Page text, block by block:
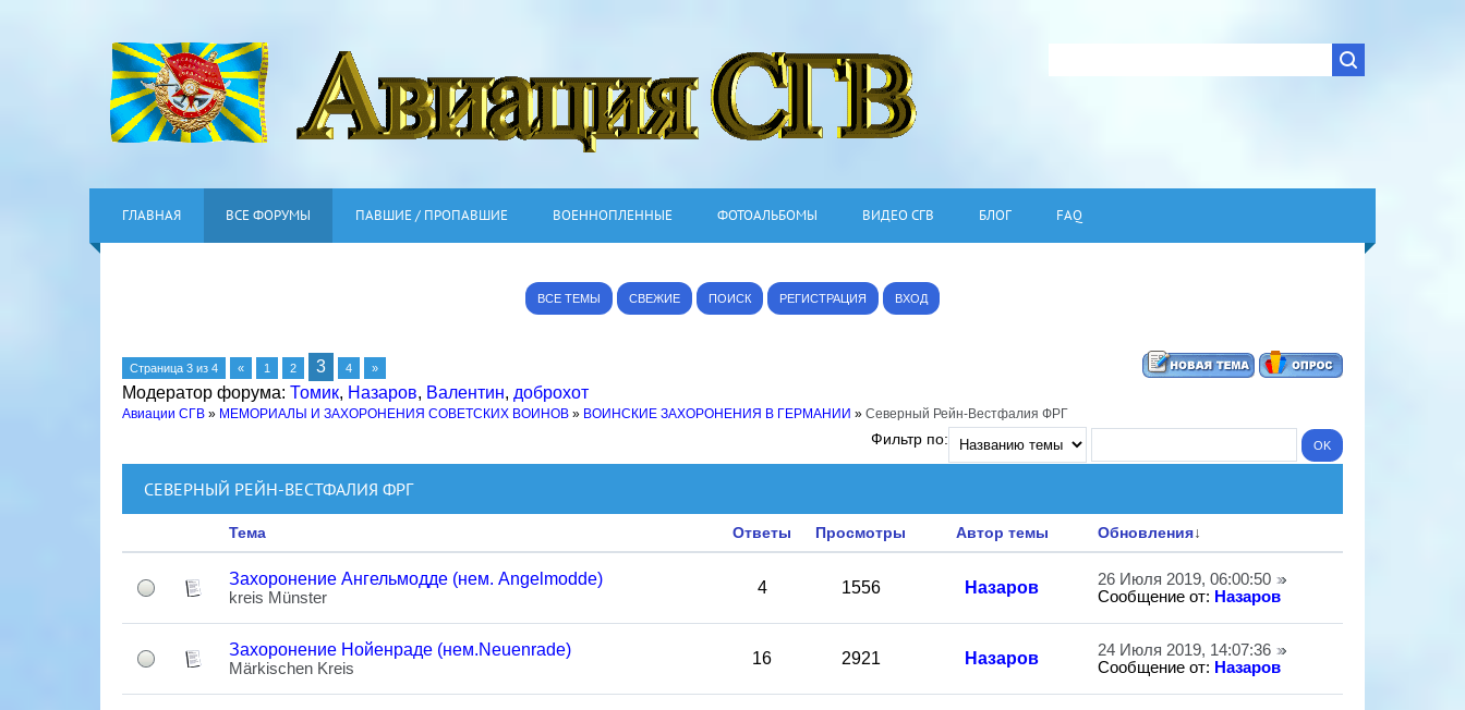
ГЛАВНАЯ ВСЕ ФОРУМЫ ПАВШИЕ / ПРОПАВШИЕ ВОЕННОПЛЕННЫЕ ФОТОАЛЬБОМЫ ВИДЕО СГВ БЛОГ FAQ
ВСЕ ТЕМЫ СВЕЖИЕ ПОИСК РЕГИСТРАЦИЯ ВХОД
Страница 3 из 4 « 1 2 3 4 »
Модератор форума: Томик, Назаров, Валентин, доброхот
Авиации СГВ » МЕМОРИАЛЫ И ЗАХОРОНЕНИЯ СОВЕТСКИХ ВОИНОВ » ВОИНСКИЕ ЗАХОРОНЕНИЯ В ГЕРМАНИИ » Северный Рейн-Вестфалия ФРГ
Фильтр по:
СЕВЕРНЫЙ РЕЙН-ВЕСТФАЛИЯ ФРГ
Тема Ответы Просмотры Автор темы Обновления↓
Захоронение Ангельмодде (нем. Angelmodde)
kreis Münster
4 1556 Назаров
26 Июля 2019, 06:00:50
Сообщение от: Назаров
Захоронение Нойенраде (нем.Neuenrade)
Märkischen Kreis
16 2921 Назаров
24 Июля 2019, 14:07:36
Сообщение от: Назаров